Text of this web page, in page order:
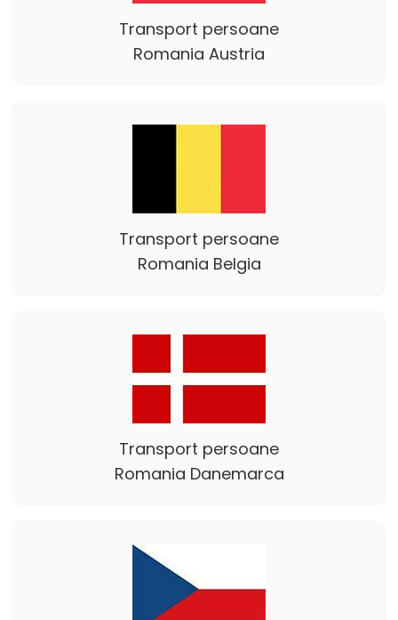
Transport persoane
Romania Austria
Transport persoane
Romania Belgia
Transport persoane
Romania Danemarca